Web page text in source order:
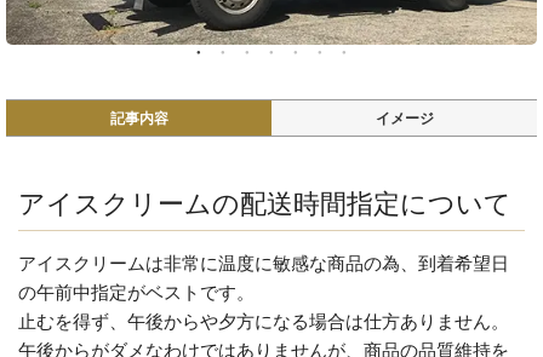
記事内容 イメージ
アイスクリームの配送時間指定について
アイスクリームは非常に温度に敏感な商品の為、到着希望日
の午前中指定がベストです。
止むを得ず、午後からや夕方になる場合は仕方ありません。
午後からがダメなわけではありませんが、商品の品質維持を